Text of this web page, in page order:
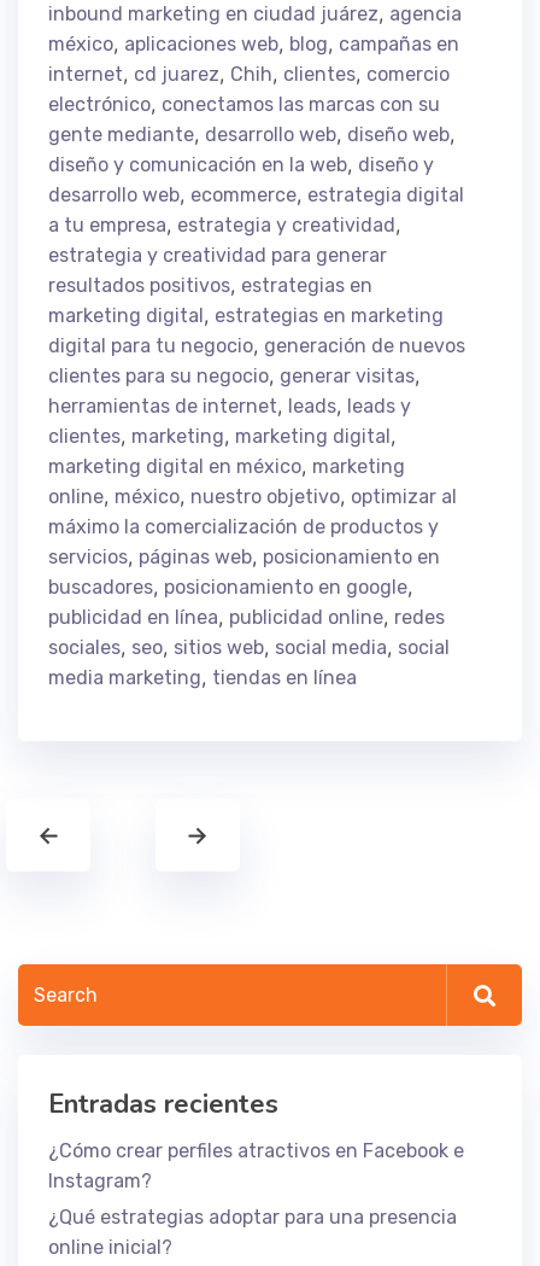
inbound marketing en ciudad juárez, agencia
méxico, aplicaciones web, blog, campañas en
internet, cd juarez, Chih, clientes, comercio
electrónico, conectamos las marcas con su
gente mediante, desarrollo web, diseño web,
diseño y comunicación en la web, diseño y
desarrollo web, ecommerce, estrategia digital
a tu empresa, estrategia y creatividad,
estrategia y creatividad para generar
resultados positivos, estrategias en
marketing digital, estrategias en marketing
digital para tu negocio, generación de nuevos
clientes para su negocio, generar visitas,
herramientas de internet, leads, leads y
clientes, marketing, marketing digital,
marketing digital en méxico, marketing
online, méxico, nuestro objetivo, optimizar al
máximo la comercialización de productos y
servicios, páginas web, posicionamiento en
buscadores, posicionamiento en google,
publicidad en línea, publicidad online, redes
sociales, seo, sitios web, social media, social
media marketing, tiendas en línea
← →
Entradas recientes
¿Cómo crear perfiles atractivos en Facebook e
Instagram?
¿Qué estrategias adoptar para una presencia
online inicial?